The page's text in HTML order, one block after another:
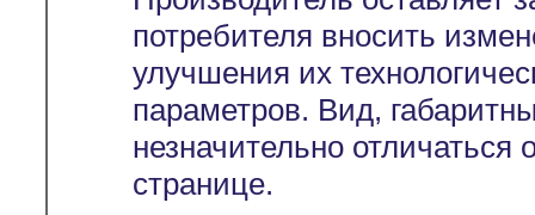
потребителя вносить
улучшения их
параметров. Вид,
незначительно
странице.